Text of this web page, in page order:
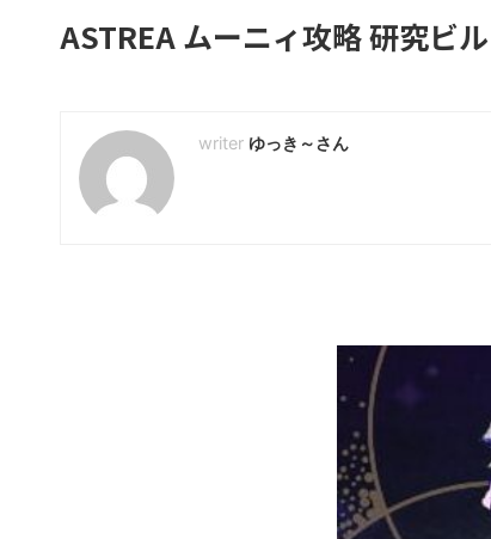
ASTREA ムーニィ攻略 研究ビ
ゆっき～さん